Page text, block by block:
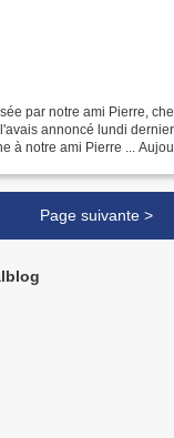
par notre ami Pierre,
annoncé lundi
à notre ami Pierre ...
Page suivante >